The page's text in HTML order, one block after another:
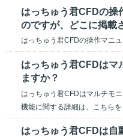
はっちゅう君CFDの操
のですが、どこに掲載
はっちゅう君CFDの操作マニ
はっちゅう君CFDはマ
ますか？
はっちゅう君CFDはマルチモ
機能に関する詳細は、こちらを
はっちゅう君CFDは自